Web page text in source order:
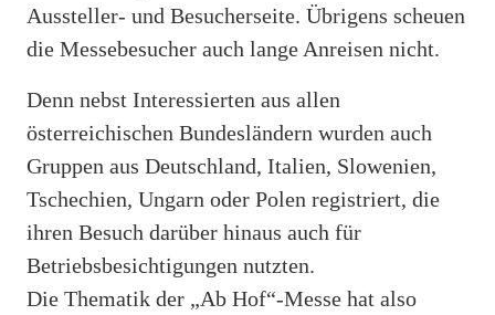
Aussteller- und Besucherseite. Übrigens scheuen
die Messebesucher auch lange Anreisen nicht.
Denn nebst Interessierten aus allen
österreichischen Bundesländern wurden auch
Gruppen aus Deutschland, Italien, Slowenien,
Tschechien, Ungarn oder Polen registriert, die
ihren Besuch darüber hinaus auch für
Betriebsbesichtigungen nutzten.
Die Thematik der „Ab Hof“-Messe hat also